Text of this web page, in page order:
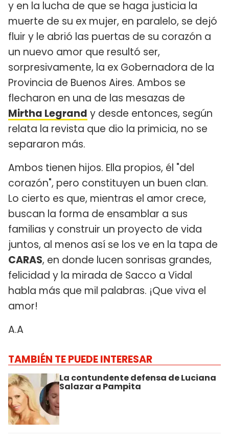
y en la lucha de que se haga justicia la
muerte de su ex mujer, en paralelo, se dejó
fluir y le abrió las puertas de su corazón a
un nuevo amor que resultó ser,
sorpresivamente, la ex Gobernadora de la
Provincia de Buenos Aires. Ambos se
flecharon en una de las mesazas de
Mirtha Legrand y desde entonces, según
relata la revista que dio la primicia, no se
separaron más.
Ambos tienen hijos. Ella propios, él "del
corazón", pero constituyen un buen clan.
Lo cierto es que, mientras el amor crece,
buscan la forma de ensamblar a sus
familias y construir un proyecto de vida
juntos, al menos así se los ve en la tapa de
CARAS, en donde lucen sonrisas grandes,
felicidad y la mirada de Sacco a Vidal
habla más que mil palabras. ¡Que viva el
amor!
A.A
TAMBIÉN TE PUEDE INTERESAR
La contundente defensa de Luciana
Salazar a Pampita